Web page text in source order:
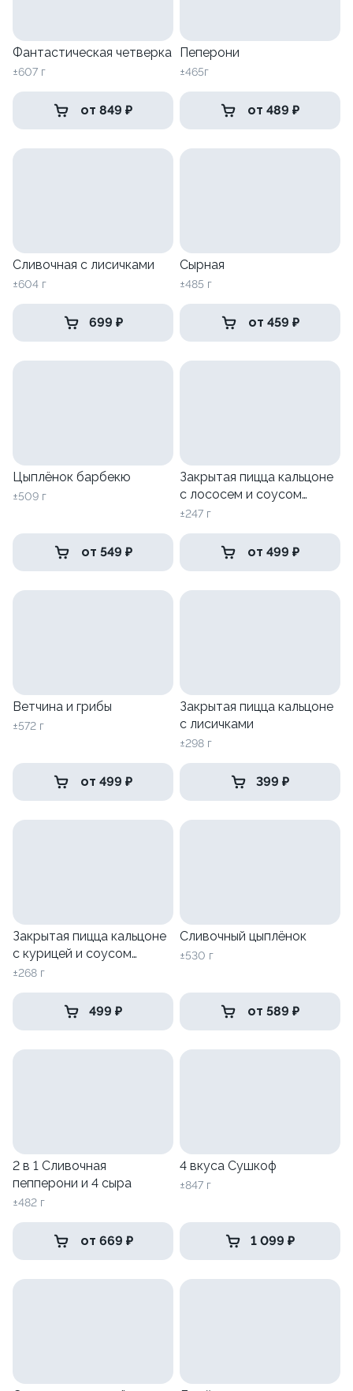
Фантастическая четверка
±607 г
от 849 ₽
Пеперони
±465г
от 489 ₽
Сливочная с лисичками
±604 г
699 ₽
Сырная
±485 г
от 459 ₽
Цыплёнок барбекю
±509 г
от 549 ₽
Закрытая пицца кальцоне
с лососем и соусом
песто
±247 г
от 499 ₽
Ветчина и грибы
±572 г
от 499 ₽
Закрытая пицца кальцоне
с лисичками
±298 г
399 ₽
Закрытая пицца кальцоне
с курицей и соусом
Цезарь
±268 г
499 ₽
Сливочный цыплёнок
±530 г
от 589 ₽
2 в 1 Сливочная
пепперони и 4 сыра
±482 г
от 669 ₽
4 вкуса Сушкоф
±847 г
1 099 ₽